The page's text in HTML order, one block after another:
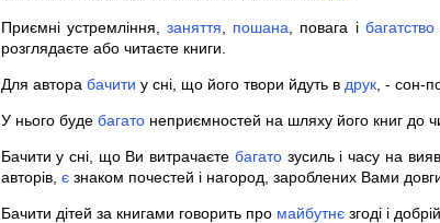
Приємні устремління, заняття пошана , повага і багатство
розглядаєте або читаєте книги.
Для автора бачити у сні, що його твори йдуть в друк, - сон-
У нього буде багатонеприємностей на шляху його книг до
Бачити у сні, що Ви витрачаєте багатозусиль і часу на
авторів, єзнаком почестей і нагород, зароблених Вами
Бачити дітей за книгами говорить про майбутнєзгоді і